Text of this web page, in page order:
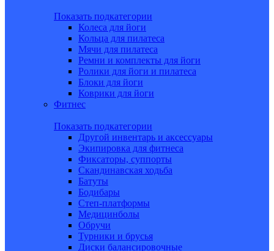
Показать подкатегории
Колеса для йоги
Кольца для пилатеса
Мячи для пилатеса
Ремни и комплекты для йоги
Ролики для йоги и пилатеса
Блоки для йоги
Коврики для йоги
Фитнес
Показать подкатегории
Другой инвентарь и аксессуары
Экипировка для фитнеса
Фиксаторы, суппорты
Скандинавская ходьба
Батуты
Бодибары
Степ-платформы
Медицинболы
Обручи
Турники и брусья
Диски балансировочные